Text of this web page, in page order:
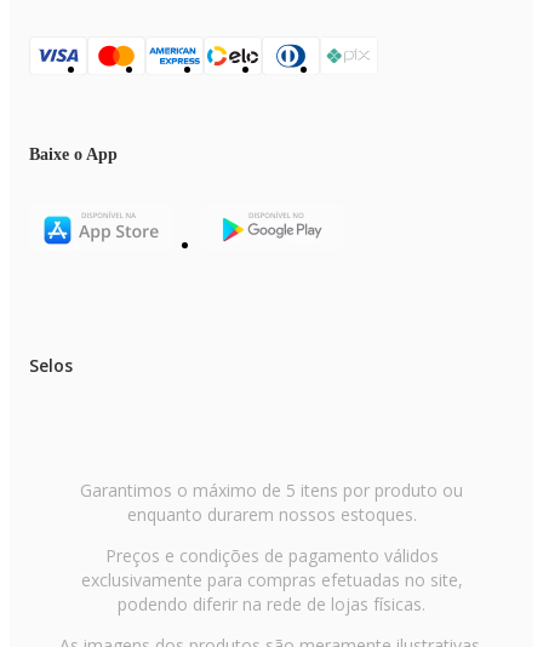
Baixe o App
Selos
Garantimos o máximo de 5 itens por produto ou
enquanto durarem nossos estoques.
Preços e condições de pagamento válidos
exclusivamente para compras efetuadas no site,
podendo diferir na rede de lojas físicas.